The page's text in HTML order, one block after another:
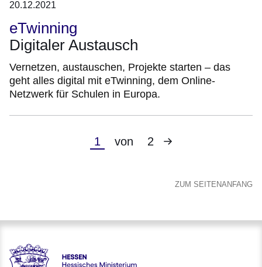
20.12.2021
eTwinning
Digitaler Austausch
Vernetzen, austauschen, Projekte starten – das
geht alles digital mit eTwinning, dem Online-
Netzwerk für Schulen in Europa.
Aktuelle
1 von 2
Nächste
ZUM SEITENANFANG